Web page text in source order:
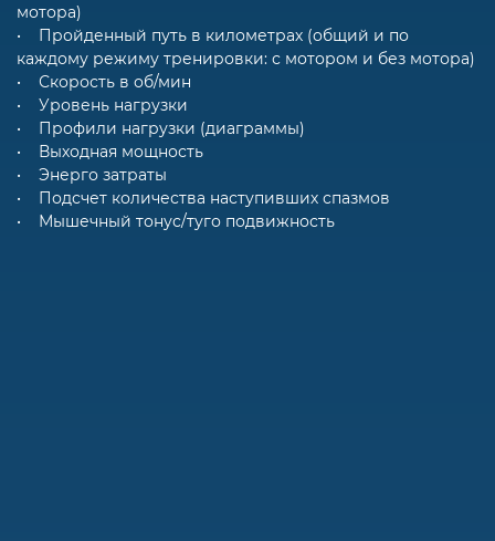
мотора)
• Пройденный путь в километрах (общий и по
каждому режиму тренировки: с мотором и без мотора)
• Скорость в об/мин
• Уровень нагрузки
• Профили нагрузки (диаграммы)
• Выходная мощность
• Энерго затраты
• Подсчет количества наступивших спазмов
• Мышечный тонус/туго подвижность